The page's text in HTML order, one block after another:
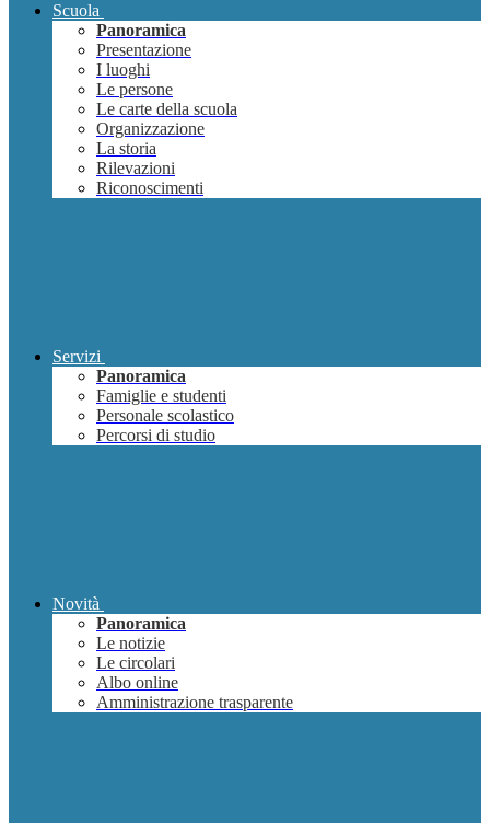
Scuola
Panoramica
Presentazione
I luoghi
Le persone
Le carte della scuola
Organizzazione
La storia
Rilevazioni
Riconoscimenti
Servizi
Panoramica
Famiglie e studenti
Personale scolastico
Percorsi di studio
Novità
Panoramica
Le notizie
Le circolari
Albo online
Amministrazione trasparente